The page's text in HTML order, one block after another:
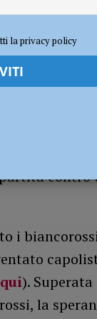
contro
i
).
la
la privacy policy